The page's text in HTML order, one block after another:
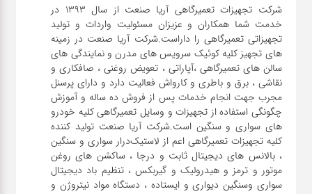
شرکت تجهیزات تعمیرگاهی آریا صنعت از سال ۱۳۹۳ در
خدمت شما همکاران و عزیزان مسئولیت واردات و تولید
تجهیزاتی تعمیرگاهی را داراست.شرکت آریا صنعت در زمینه
های تجهیز کلیه کوئیک سرویس های مدرن و نمایندگی های
سالن های تعمیرگاهی ،آپاراتی ، تعویض روغنی ، صافکاری و
نقاشی ، برق و باطری و کارواش فعالیت دارد و دارای پرسنل
مجرب جهت انجام خدمات پس از فروش ده ساله و آموزش
چگونگی استفاده از تجهیزات و وسایل تعمیرگاهی کلیه خودرو
های سواری و سنگین است.شرکت آریا صنعت تولید کننده
کلیه تجهیزات تعمیرگاهی اعم از لاستیک‌درار سواری و ‌سنگین
، بالانس های دیجیتال ثابت و درجا ، ساکشن های روغن
موتور و ترمز و هیدرولیک و گیربکس ، تنظیم باد دیجیتال
سواری و‌سنگین دیواری و ایستاده ، دستگاه مواد نیتروژن و